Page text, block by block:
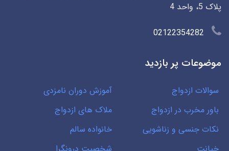
پلاک 5، واحد 4
02122354282
موضوعات پر بازدید
سوالات ازدواج
آموزش دوران نامزدی
باور مخرب در ازدواج
ملاک های ازدواج
نکات جنسی و زناشویی
خانواده سالم